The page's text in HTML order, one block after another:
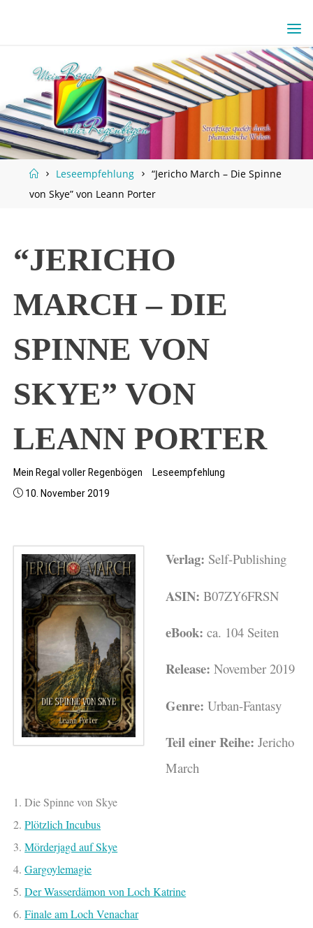
HomeLeseempfehlung
“Jericho March – Die Spinne
von Skye” von Leann Porter
“JERICHO
MARCH – DIE
SPINNE VON
SKYE” VON
LEANN PORTER
Mein Regal voller Regenbögen
Leseempfehlung
10. November 2019
Verlag: Self-Publishing
ASIN: B07ZY6FRSN
eBook:ca. 104 Seiten
Release: November 2019
Genre: Urban-Fantasy
Teil einer Reihe:Jericho
March
1. Die Spinne von Skye
2.Plötzlich Incubus
3.Mörderjagd auf Skye
4.Gargoylemagie
5. Der Wasserdämon von Loch Katrine
6.Finale am Loch Venachar